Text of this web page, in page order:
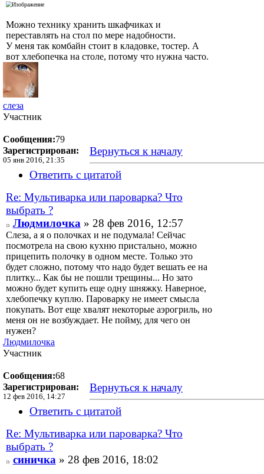
Можно технику хранить шкафчиках и
переставлять на стол по мере надобности.
У меня так комбайн стоит в кладовке, тостер. А
вот хлебопечка на столе, потому что нужна часто.
слеза
Участник
Сообщения:79
Зарегистрирован:
05 янв 2016, 21:35
Вернуться к началу
Ответить с цитатой
Re: Мультиварка или пароварка? Что
выбрать ?
Людмилочка» 28 фев 2016, 12:57
Слеза, а я о полочках и не подумала! Сейчас
посмотрела на свою кухню пристально, можно
прицепить полочку в одном месте. Только это
будет сложно, потому что надо будет вешать ее на
плитку... Как бы не пошли трещины... Но зато
можно будет купить еще одну шняжку. Наверное,
хлебопечку куплю. Пароварку не имеет смысла
покупать. Вот еще хвалят некоторые аэрогриль, но
меня он не возбуждает. Не пойму, для чего он
нужен?
Людмилочка
Участник
Сообщения:68
Зарегистрирован:
12 фев 2016, 14:27
Вернуться к началу
Ответить с цитатой
Re: Мультиварка или пароварка? Что
выбрать ?
синичка» 28 фев 2016, 18:02